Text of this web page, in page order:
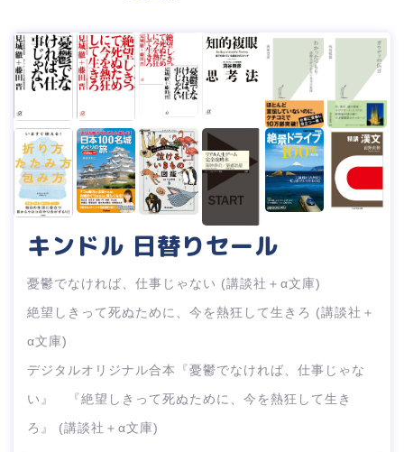
キンドル 日替りセール
憂鬱でなければ、仕事じゃない (講談社＋α文庫)
絶望しきって死ぬために、今を熱狂して生きろ (講談社＋
α文庫)
デジタルオリジナル合本『憂鬱でなければ、仕事じゃな
い』 『絶望しきって死ぬために、今を熱狂して生き
ろ』 (講談社＋α文庫)